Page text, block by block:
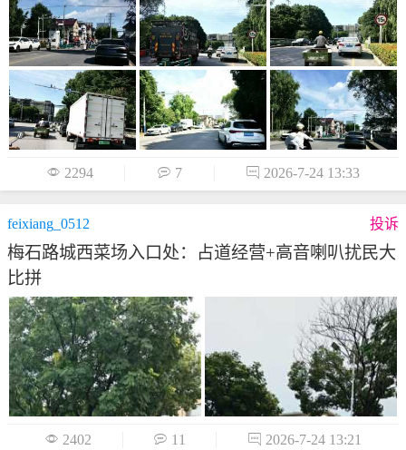
 2294  7  2026-7-24 13:33
feixiang_0512 投诉
梅石路城西菜场入口处：占道经营+高音喇叭扰民大
比拼
 2402  11  2026-7-24 13:21